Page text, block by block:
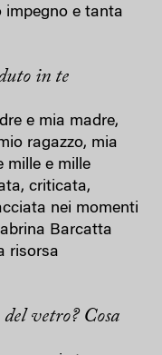
impegno e tanta
in te
e mia madre,
ragazzo, mia
mille e mille
criticata,
nei momenti
Barcatta
risorsa
vetro? Cosa